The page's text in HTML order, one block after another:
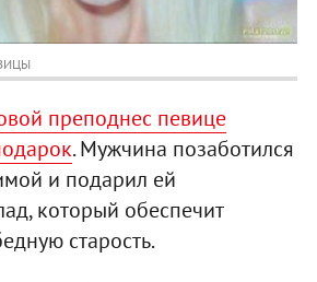
преподнес певице
. Мужчина позаботился
и подарил ей
который обеспечит
старость.